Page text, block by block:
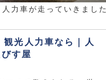
人力車が走っていきました
光人力車なら｜人
す屋